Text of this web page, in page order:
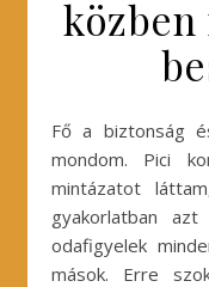
közben
Fő a biztonság és az óvatosság, én mindig ezt
mondom. Pici
mintázatot
gyakorlatban
odafigyelek
mások. Erre